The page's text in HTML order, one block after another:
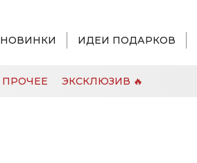
НОВИНКИ ИДЕИ ПОДАРКОВ
ПРОЧЕЕ ЭКСКЛЮЗИВ 🔥